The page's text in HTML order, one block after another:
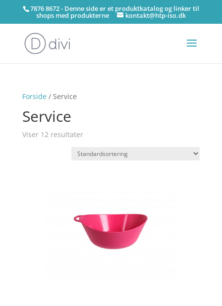
7876 8672 - Denne side er et produktkatalog og linker til
shops med produkterne kontakt@htp-iso.dk
Forside/ Service
Service
Viser 12 resultater